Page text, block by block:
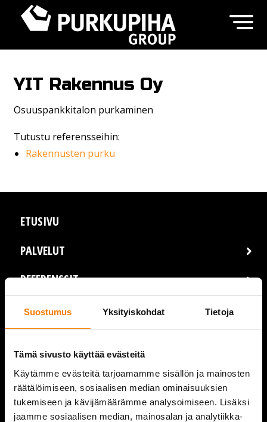
Suostumus Yksityiskohdat Tietoja
Tämä sivusto käyttää evästeitä
Käytämme evästeitä tarjoamamme sisällön ja mainosten
räätälöimiseen, sosiaalisen median ominaisuuksien
tukemiseen ja kävijämäärämme analysoimiseen. Lisäksi
jaamme sosiaalisen median, mainosalan ja analytiikka-
YIT Rakennus Oy
Osuuspankkitalon purkaminen
Tutustu referensseihin:
Rakennusten purku
ETUSIVU
PALVELUT
REFERENSSIT
AJANKOHTAISTA
YRITYS
YHTEYSTIEDOT